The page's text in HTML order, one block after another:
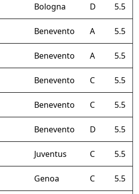
Bologna D 5.5
Benevento A 5.5
Benevento A 5.5
Benevento C 5.5
Benevento C 5.5
Benevento D 5.5
Juventus C 5.5
Genoa C 5.5